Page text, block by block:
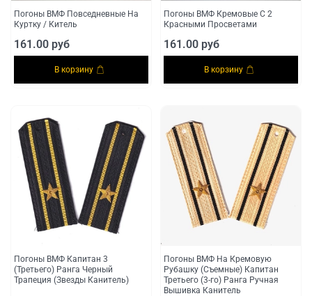
Погоны ВМФ Повседневные На
Куртку / Китель
161.00 руб
В корзину
Погоны ВМФ Кремовые С 2
Красными Просветами
161.00 руб
В корзину
Погоны ВМФ Капитан 3
(Третьего) Ранга Черный
Трапеция (Звезды Канитель)
Погоны ВМФ На Кремовую
Рубашку (Съемные) Капитан
Третьего (3-го) Ранга Ручная
Вышивка Канитель